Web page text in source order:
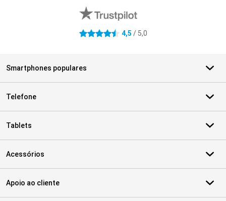
4.5 estrelas 4,5 / 5,0
Smartphones populares
Telefone
Tablets
Acessórios
Apoio ao cliente